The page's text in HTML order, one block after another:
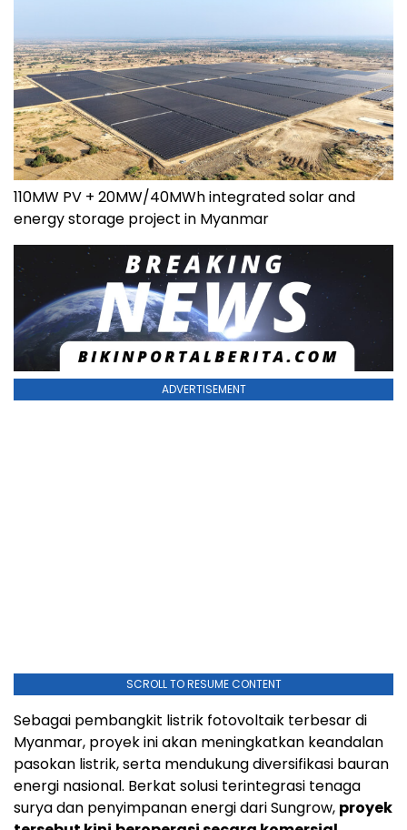
110MW PV + 20MW/40MWh integrated solar and
energy storage project in Myanmar
ADVERTISEMENT
SCROLL TO RESUME CONTENT
Sebagai pembangkit listrik fotovoltaik terbesar di
Myanmar, proyek ini akan meningkatkan keandalan
pasokan listrik, serta mendukung diversifikasi bauran
energi nasional. Berkat solusi terintegrasi tenaga
surya dan penyimpanan energi dari Sungrow, proyek